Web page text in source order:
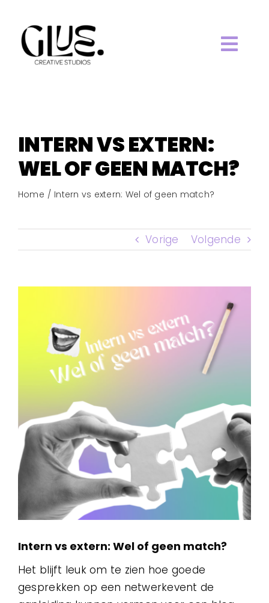
inhoud
WORK.
SERVICES.
INTERN VS EXTERN:
WEL OF GEEN MATCH?
Home Intern vs extern: Wel of geen match?
Vorige Volgende
afbeelding
Intern vs extern: Wel of geen match?
Het blijft leuk om te zien hoe goede
gesprekken op een netwerkevent de